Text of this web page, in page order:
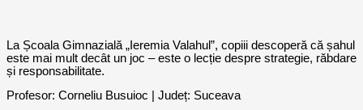
La Școala Gimnazială „Ieremia Valahul”, copiii descoperă că șahul
este mai mult decât un joc – este o lecție despre strategie, răbdare
și responsabilitate.
Profesor: Corneliu Busuioc | Județ: Suceava